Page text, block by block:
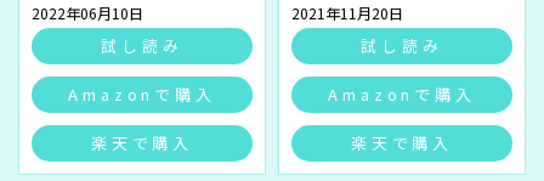
2022年06月10日
試し読み
Amazonで購入
楽天で購入
2021年11月20日
試し読み
Amazonで購入
楽天で購入